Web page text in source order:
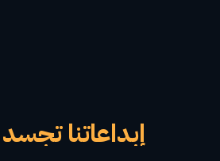
إبداعاتنا تجسد